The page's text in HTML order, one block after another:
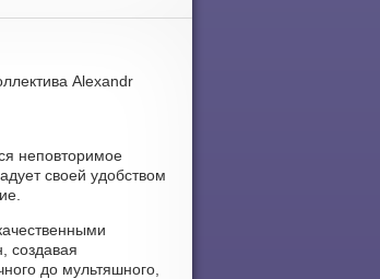
Alexandr
неповторимое
своей удобством
создавая
до мультяшного,